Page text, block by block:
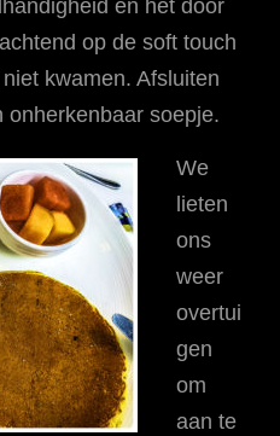
en het door
op de soft touch
kwamen. Afsluiten
onherkenbaar soepje.
We
lieten
ons
weer
overtui
gen
om
aan te